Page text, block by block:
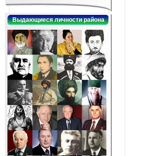
Выдающиеся личности района